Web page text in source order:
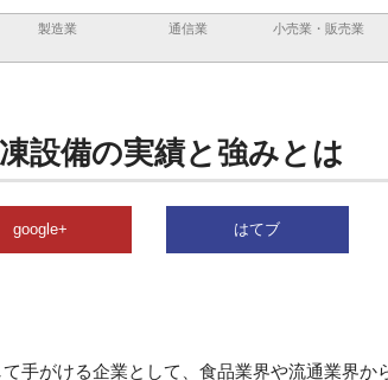
製造業 通信業 小売業・販売業
設備の実績と強みとは
google+ はてブ
手がける企業として、食品業界や流通業界か